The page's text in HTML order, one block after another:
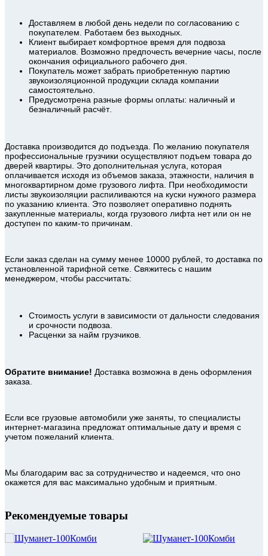
Доставляем в любой день недели по согласованию с
покупателем. Работаем без выходных.
Клиент выбирает комфортное время для подвоза
материалов. Возможно предпочесть вечерние часы, после
окончания официального рабочего дня.
Покупатель может забрать приобретенную партию
звукоизоляционной продукции склада компании
самостоятельно.
Предусмотрена разные формы оплаты: наличный и
безналичный расчёт.
Доставка производится до подъезда. По желанию покупателя
профессиональные грузчики осуществляют подъем товара до
дверей квартиры. Это дополнительная услуга, которая
оплачивается исходя из объемов заказа, этажности, наличия в
многоквартирном доме грузового лифта. При необходимости
листы звукоизоляции распиливаются на куски нужного размера
по указанию клиента. Это позволяет оперативно поднять
закупленные материалы, когда грузового лифта нет или он не
доступен по каким-то причинам.
Если заказ сделан на сумму менее 10000 рублей, то доставка по
установленной тарифной сетке. Свяжитесь с нашим
менеджером, чтобы рассчитать:
Стоимость услуги в зависимости от дальности следования
и срочности подвоза.
Расценки за найм грузчиков.
Обратите внимание! Доставка возможна в день оформления
заказа.
Если все грузовые автомобили уже заняты, то специалисты
интернет-магазина предложат оптимальные дату и время с
учетом пожеланий клиента.
Мы благодарим вас за сотрудничество и надеемся, что оно
окажется для вас максимально удобным и приятным.
Рекомендуемые товары